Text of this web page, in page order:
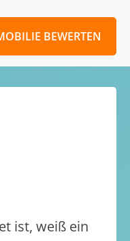
BEWERTEN
ist, weiß ein